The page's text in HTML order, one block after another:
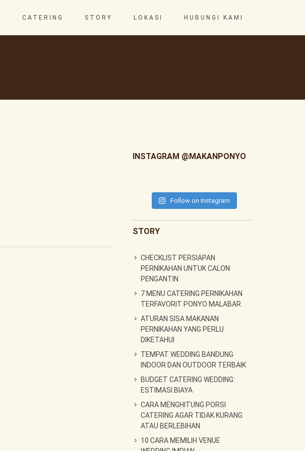
CATERING STORY LOKASI HUBUNGI KAMI
INSTAGRAM @MAKANPONYO
Follow on Instagram
STORY
CHECKLIST PERSIAPAN
PERNIKAHAN UNTUK CALON
PENGANTIN
7 MENU CATERING PERNIKAHAN
TERFAVORIT PONYO MALABAR
ATURAN SISA MAKANAN
PERNIKAHAN YANG PERLU
DIKETAHUI
TEMPAT WEDDING BANDUNG
INDOOR DAN OUTDOOR TERBAIK
BUDGET CATERING WEDDING:
ESTIMASI BIAYA
CARA MENGHITUNG PORSI
CATERING AGAR TIDAK KURANG
ATAU BERLEBIHAN
10 CARA MEMILIH VENUE